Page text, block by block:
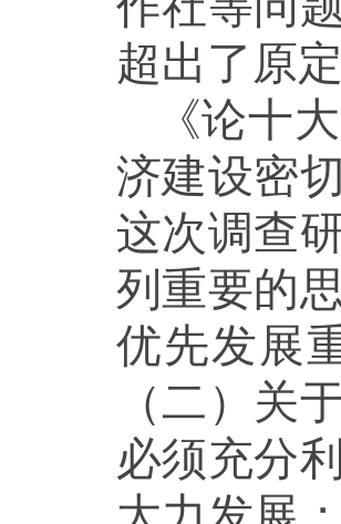
超出了原
《论十
济建设密
这次调查
列重要的
优先发展
（二）关
必须充分